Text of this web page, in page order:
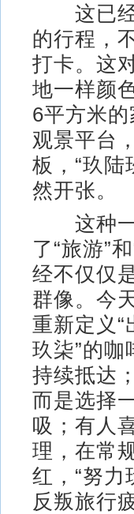
这已经
的行程，
打卡。这
地一样颜
6平方米
观景平台
板，“玖陆
然开张。
这种一
了“旅游”
经不仅仅
群像。今
重新定义
玖柒”的
持续抵达
而是选择
吸；有人
理，在常
红，“努力
反叛旅行